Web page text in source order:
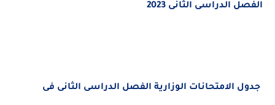
الفصل الدراسى الثانى 2023
جدول الامتحانات الوزارية الفصل الدراسى الثانى فى